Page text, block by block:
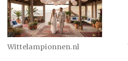
Wittelampionnen.nl